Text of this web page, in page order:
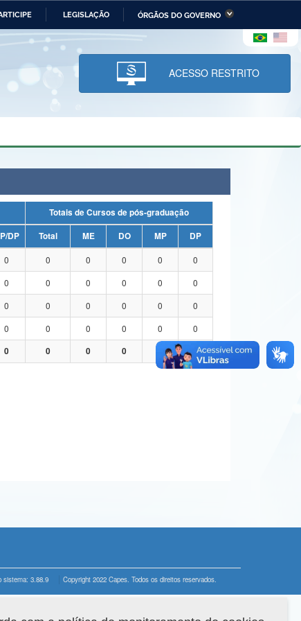
LEGISLAÇÃO ÓRGÃOS DO GOVERNO
da Economia Ministério da Infraestrutura
Ministério da Ciência,
Tecnologia, Inovações e
Comunicações
Humanos
ACESSO RESTRITO
Totais de Cursos de pós-graduação
DP Total ME DO MP
DP
0 0 0 0 0
0
0 0 0 0 0
0
0 0 0 0 0
0
0 0 0 0 0
0
0 0 0 0 0
sistema: 3.88.9 Copyright 2022 Capes. Todos os direitos reservados.